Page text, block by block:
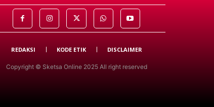
REDAKSI KODE ETIK DISCLAIMER
Copyright © Sketsa Online 2025 All right reserved